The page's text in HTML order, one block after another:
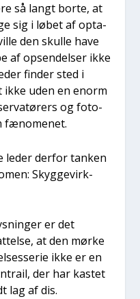
så langt bor­te, at
sig i løbet af opta­
den skul­le have
af opsen­del­ser ikke
fin­der sted i
uden en enorm
og foto­
fæno­me­net.
leder der­for tan­ken
Skyg­ge­virk­
er det
at den mør­ke
ikke er en
der har kastet
lag af dis.